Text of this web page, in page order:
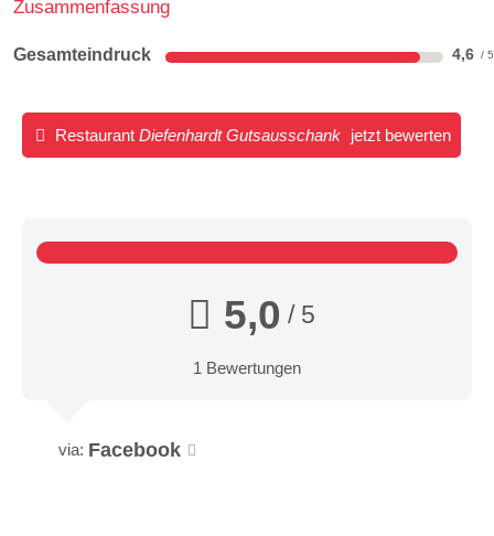
Zusammenfassung
Gesamteindruck 4,6
Restaurant Diefenhardt Gutsausschank jetzt bewerten
5,0 / 5
1 Bewertungen
via: Facebook